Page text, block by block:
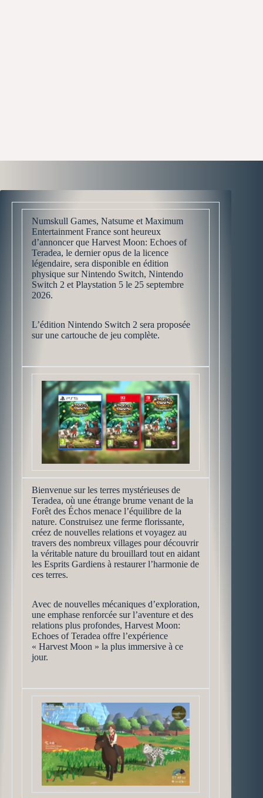
Numskull Games, Natsume et Maximum
Entertainment France sont heureux
d’annoncer que Harvest Moon: Echoes of
Teradea, le dernier opus de la licence
légendaire, sera disponible en édition
physique sur Nintendo Switch, Nintendo
Switch 2 et Playstation 5 le 25 septembre
2026.
L’édition Nintendo Switch 2 sera proposée
sur une cartouche de jeu complète.
Bienvenue sur les terres mystérieuses de
Teradea, où une étrange brume venant de la
Forêt des Échos menace l’équilibre de la
nature. Construisez une ferme florissante,
créez de nouvelles relations et voyagez au
travers des nombreux villages pour découvrir
la véritable nature du brouillard tout en aidant
les Esprits Gardiens à restaurer l’harmonie de
ces terres.
Avec de nouvelles mécaniques d’exploration,
une emphase renforcée sur l’aventure et des
relations plus profondes, Harvest Moon:
Echoes of Teradea offre l’expérience
« Harvest Moon » la plus immersive à ce
jour.